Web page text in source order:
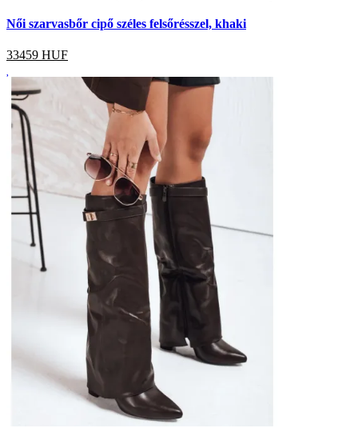
Női szarvasbőr cipő széles felsőrésszel, khaki
33459 HUF